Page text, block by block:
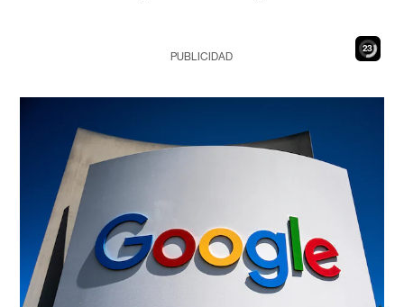
22
PUBLICIDAD